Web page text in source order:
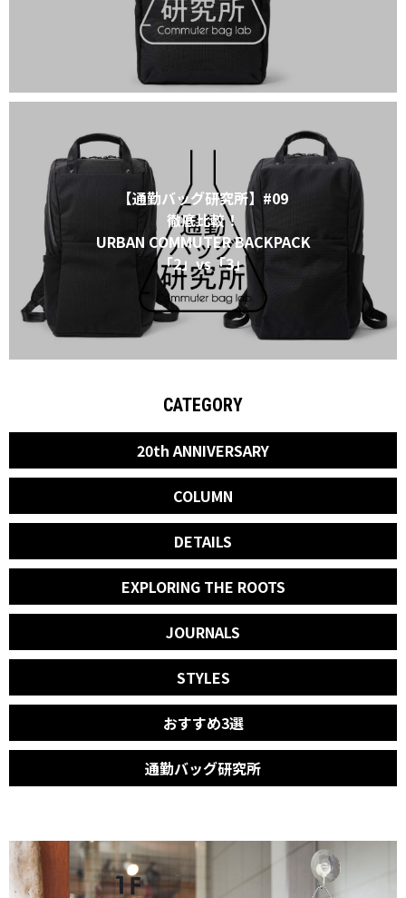
【通勤バッグ研究所】#09
徹底比較！
URBAN COMMUTER BACKPACK
「2」vs「3」
CATEGORY
20th ANNIVERSARY
COLUMN
DETAILS
EXPLORING THE ROOTS
JOURNALS
STYLES
おすすめ3選
通勤バッグ研究所